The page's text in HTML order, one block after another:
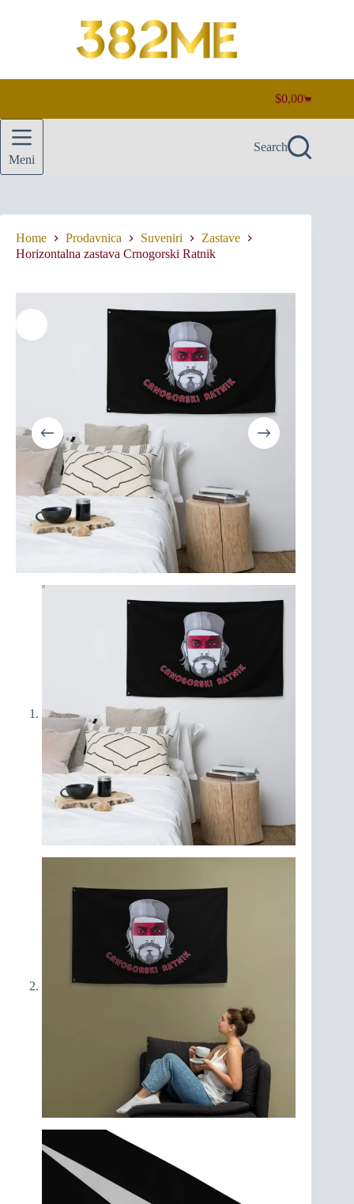
Shopping
cart
$0,00
Meni
Search
Home Prodavnica Suveniri
Zastave
Horizontalna zastava Crnogorski Ratnik